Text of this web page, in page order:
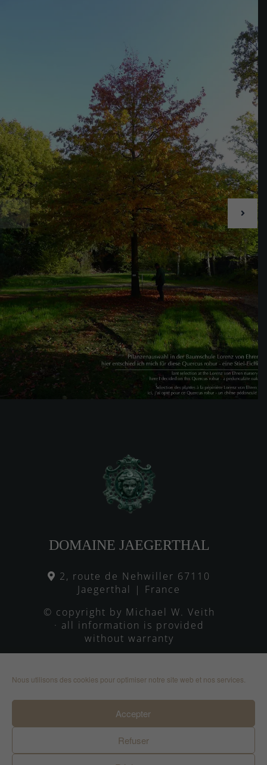
Nous utilisons des cookies pour optimiser notre site web et nos services.
Accepter
Refuser
DOMAINE JAEGERTHAL
2, route de Nehwiller 67110
Jaegerthal | France
© copyright by Michael W. Veith
· all information is provided
without warranty
Directive sur les cookies (UE)